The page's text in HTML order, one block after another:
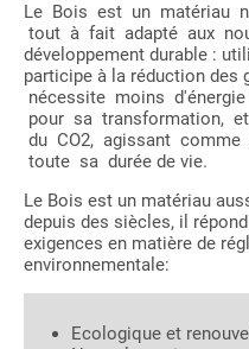
Le Bois est un matériau
tout à fait adapté aux
développement durable :
participe à la réduction
nécessite moins
pour sa transformation,
du CO2, agissant
toute sa durée de vie.
Le Bois est un matériau
depuis des siècles, il
exigences en matière de
environnementale:
Ecologique et